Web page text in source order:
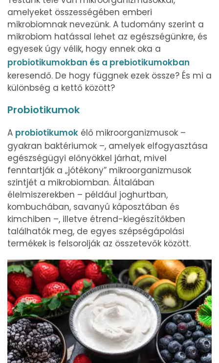
amelyeket összességében emberi
mikrobiomnak nevezünk. A tudomány szerint a
mikrobiom hatással lehet az egészségünkre, és
egyesek úgy vélik, hogy ennek oka a
probiotikumokban és a prebiotikumokban
keresendő. De hogy függnek ezek össze? És mi a
különbség a kettő között?
Probiotikumok
A probiotikumok élő mikroorganizmusok –
gyakran baktériumok –, amelyek elfogyasztása
egészségügyi előnyökkel járhat, mivel
fenntartják a „jótékony” mikroorganizmusok
szintjét a mikrobiomban. Általában
élelmiszerekben – például joghurtban,
kombuchában, savanyú káposztában és
kimchiben –, illetve étrend-kiegészítőkben
találhatók meg, de egyes szépségápolási
termékek is felsorolják az összetevők között.